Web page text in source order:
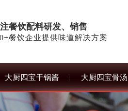
餐饮配料研发、销售
餐饮企业提供味道解决方案
大厨四宝干锅酱 大厨四宝骨汤